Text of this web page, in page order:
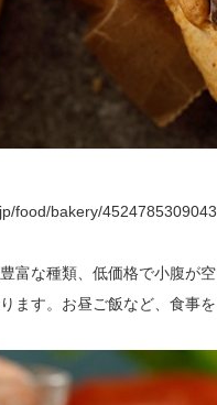
food/bakery/
富な種類、低価格で小腹が
ます。お昼ご飯など、食事